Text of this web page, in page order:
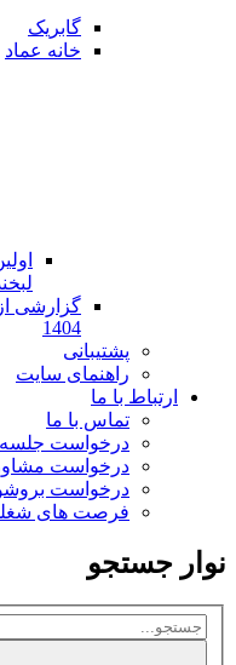
گابریک
خانه عماد
گزارشی
1404
پشتیبانی
راهنمای سایت
ارتباط با ما
تماس با ما
در‌خواست جلسه
درخواست
درخواست
فرصت های
نوار جستجو